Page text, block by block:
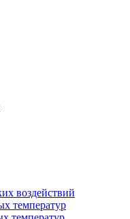
воздействий
температур